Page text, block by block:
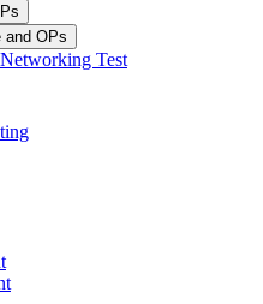
and OPs
Test